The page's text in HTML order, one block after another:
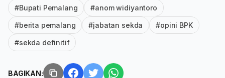
#Bupati Pemalang #anom widiyantoro
#berita pemalang #jabatan sekda #opini BPK
#sekda definitif
BAGIKAN: